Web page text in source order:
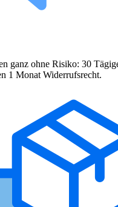
ganz ohne Risiko: 30
1 Monat Widerrufsrecht.